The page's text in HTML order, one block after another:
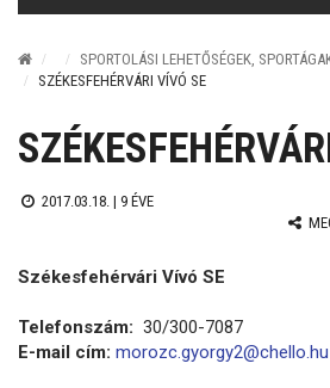
SPORTOLÁSI LEHETŐSÉGEK,
SZÉKESFEHÉRVÁRI VÍVÓ SE
2017.03.18. | 9 ÉVE
Székesfehérvári Vívó SE
Telefonszám: 30/300-7087
E-mail cím: morozc.gyorgy2@chello.hu